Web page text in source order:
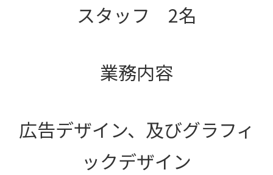
スタッフ 2名
業務内容
広告デザイン、及びグラフィ
ックデザイン